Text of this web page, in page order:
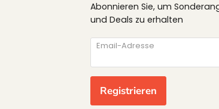
Abonnieren Sie, um
und Deals zu erhalten
Email-Adresse
Registrieren